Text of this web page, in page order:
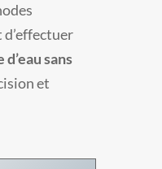
sans
et